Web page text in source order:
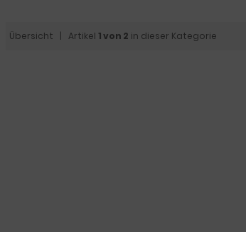
Übersicht | Artikel 1 von 2 in dieser Kategorie